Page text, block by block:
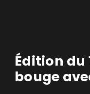
Édition du
bouge